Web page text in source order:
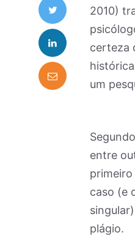
2010)
certeza
um
entre
caso (e
plágio.